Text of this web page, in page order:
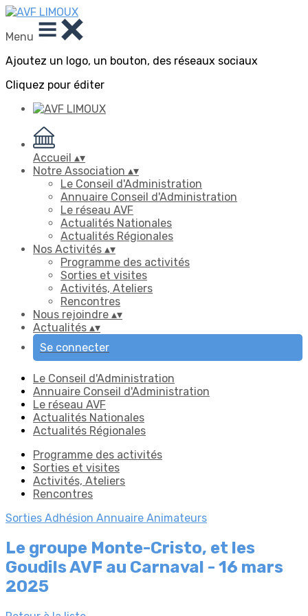
Menu
Ajoutez un logo, un bouton, des réseaux sociaux
Cliquez pour éditer
Accueil ▴▾
Notre Association ▴▾
Le Conseil d'Administration
Annuaire Conseil d'Administration
Le réseau AVF
Actualités Nationales
Actualités Régionales
Nos Activités ▴▾
Programme des activités
Sorties et visites
Activités, Ateliers
Rencontres
Nous rejoindre ▴▾
Actualités ▴▾
Se connecter
Le Conseil d'Administration
Annuaire Conseil d'Administration
Le réseau AVF
Actualités Nationales
Actualités Régionales
Programme des activités
Sorties et visites
Activités, Ateliers
Rencontres
Sorties Adhésion Annuaire Animateurs
Le groupe Monte-Cristo, et les
Goudils AVF au Carnaval - 16 mars
2025